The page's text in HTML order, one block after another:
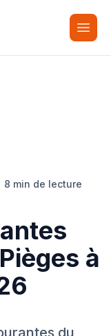
8 min de lecture
à
du